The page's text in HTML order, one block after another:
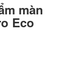
màn
Eco